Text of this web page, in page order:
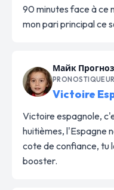
90 minutes face à ce
mon pari principal ce
Майк
PRONOSTIQUEUR
Victoire
Victoire espagnole,
huitièmes, l'Espagne
cote de confiance, tu
booster.